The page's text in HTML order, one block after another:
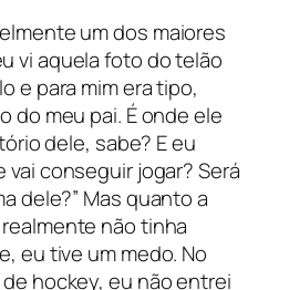
um dos maiores
vi aquela foto do telão
e para mim era tipo,
do meu pai. É onde ele
dele, sabe? E eu
vai conseguir jogar? Será
dele?” Mas quanto a
não tinha
eu tive um medo. No
hockey, eu não entrei